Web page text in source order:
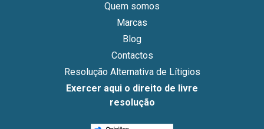
Quem somos
Marcas
Blog
Contactos
Resolução Alternativa de Lítigios
Exercer aqui o direito de livre
resolução